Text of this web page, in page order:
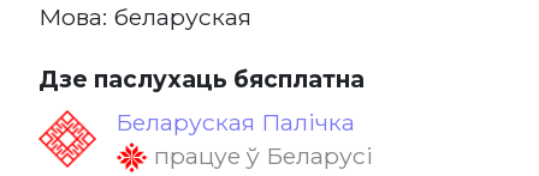
Мова: беларуская
Дзе паслухаць бясплатна
Беларуская Палічка
працуе ў Беларусі